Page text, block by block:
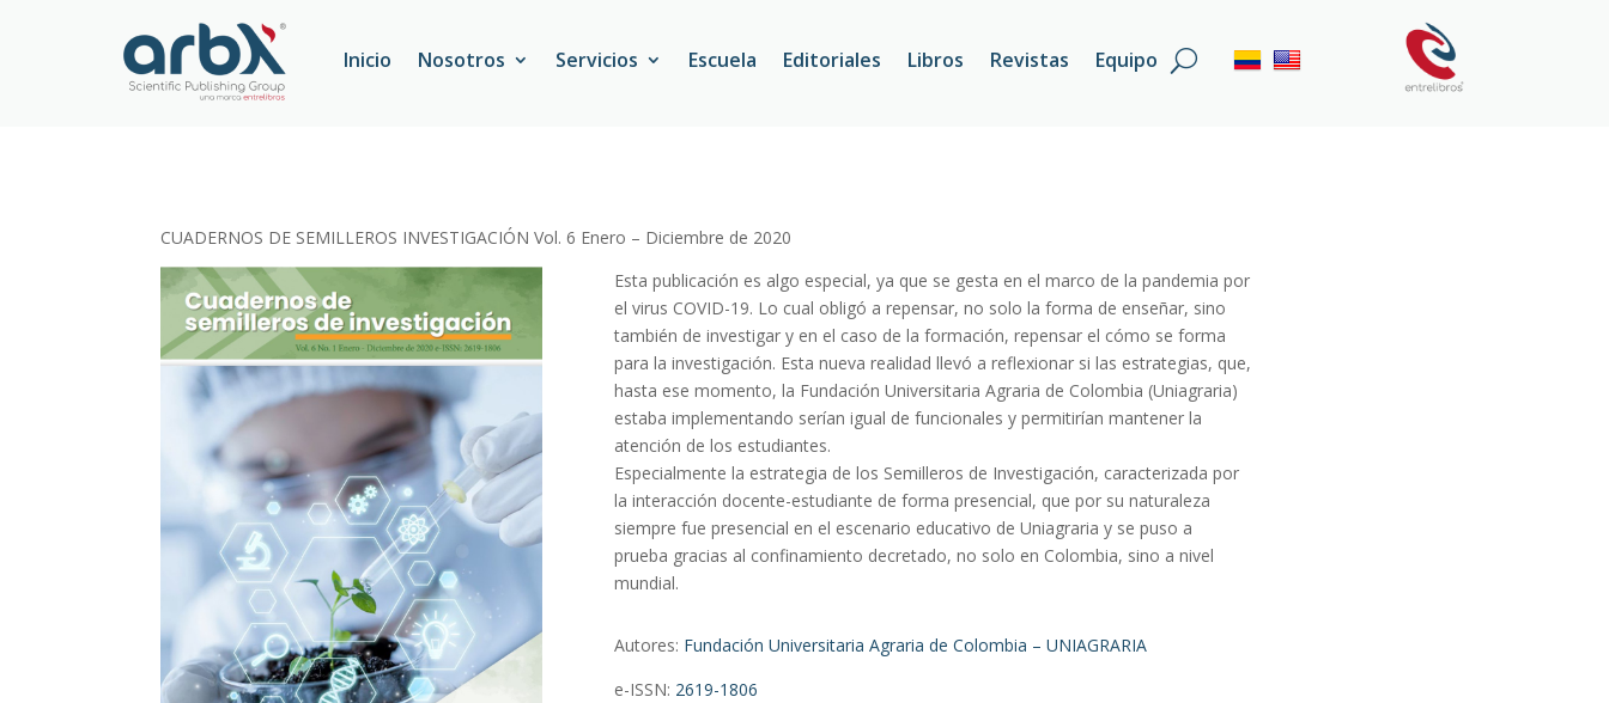
Inicio Nosotros Servicios Escuela Editoriales Libros Revistas Equipo
CUADERNOS DE SEMILLEROS INVESTIGACIÓN Vol. 6 Enero – Diciembre de 2020
Esta publicación es algo especial, ya que se gesta en el marco de la pandemia por
el virus COVID-19. Lo cual obligó a repensar, no solo la forma de enseñar, sino
también de investigar y en el caso de la formación, repensar el cómo se forma
para la investigación. Esta nueva realidad llevó a reflexionar si las estrategias, que,
hasta ese momento, la Fundación Universitaria Agraria de Colombia (Uniagraria)
estaba implementando serían igual de funcionales y permitirían mantener la
atención de los estudiantes.
Especialmente la estrategia de los Semilleros de Investigación, caracterizada por
la interacción docente-estudiante de forma presencial, que por su naturaleza
siempre fue presencial en el escenario educativo de Uniagraria y se puso a
prueba gracias al confinamiento decretado, no solo en Colombia, sino a nivel
mundial.
Autores: Fundación Universitaria Agraria de Colombia – UNIAGRARIA
e-ISSN: 2619-1806